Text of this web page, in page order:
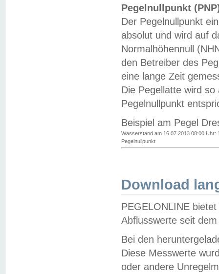
Pegelnullpunkt
Der Pegelnullpunkt
absolut und wird auf
Normalhöhennull
den Betreiber des
eine lange Zeit
Die Pegellatte wird
Pegelnullpunkt
Beispiel am Pegel
Wasserstand am 16.07.2013 08:00 Uhr:
Pegelnullpunkt
Download
PEGELONLINE
Abflusswerte seit
Bei den
Diese Messwerte
oder andere